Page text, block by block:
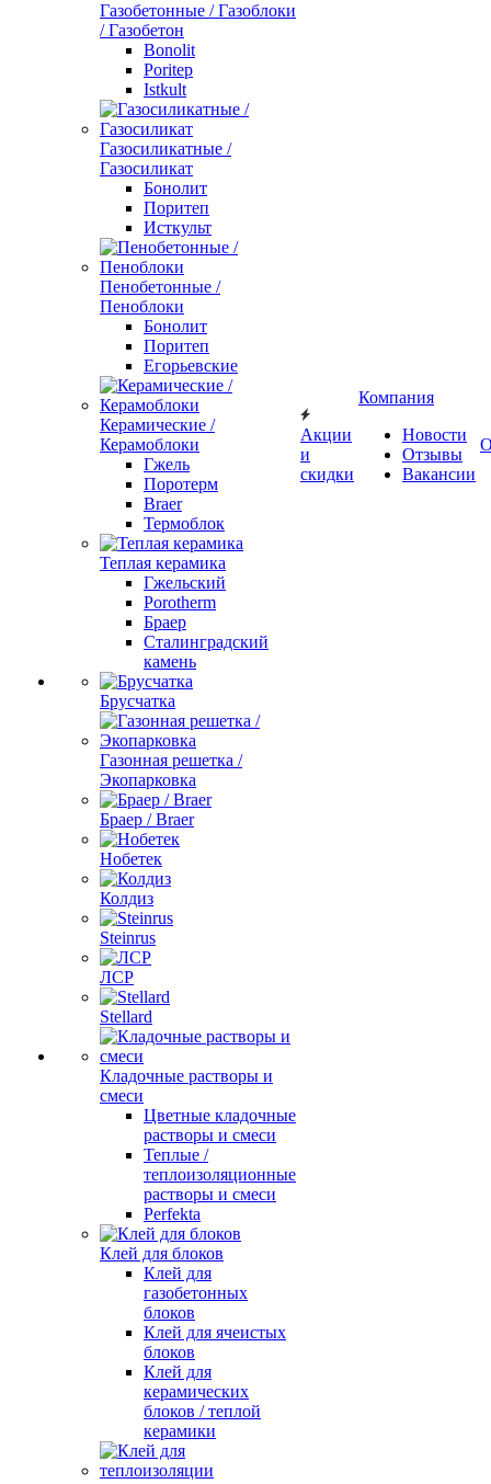
Газобетонные / Газоблоки
/ Газобетон
Bonolit
Poritep
Istkult
Газосиликатные /
Газосиликат
Бонолит
Поритеп
Исткульт
Пенобетонные /
Пеноблоки
Бонолит
Поритеп
Егорьевские
Керамические /
Керамоблоки
Гжель
Поротерм
Braer
Термоблок
Теплая керамика
Гжельский
Porotherm
Браер
Сталинградский
камень
Брусчатка
Газонная решетка /
Экопарковка
Браер / Braer
Нобетек
Колдиз
Steinrus
ЛСР
Stellard
Кладочные растворы и
смеси
Цветные кладочные
растворы и смеси
Теплые /
теплоизоляционные
растворы и смеси
Perfekta
Клей для блоков
Клей для
газобетонных
блоков
Клей для ячеистых
блоков
Клей для
керамических
блоков / теплой
керамики
Акции
и
скидки
Компания
Новости
Отзывы
Вакансии